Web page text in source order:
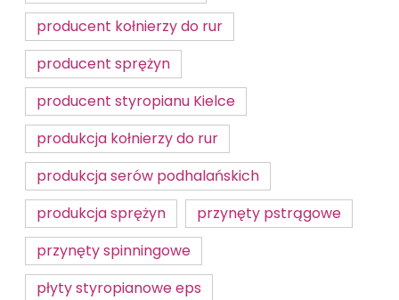
producent kołnierzy do rur
producent sprężyn
producent styropianu Kielce
produkcja kołnierzy do rur
produkcja serów podhalańskich
produkcja sprężyn
przynęty pstrągowe
przynęty spinningowe
płyty styropianowe eps